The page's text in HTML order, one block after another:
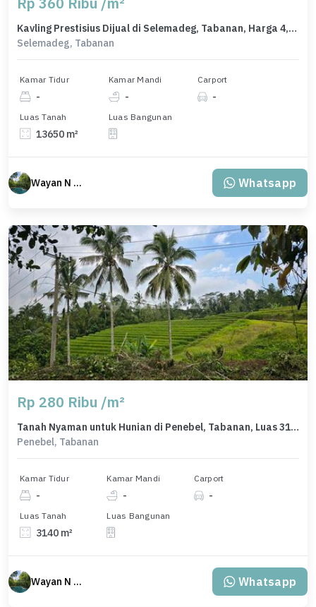
Kavling Prestisius Dijual di Selemadeg, Tabanan, Harga 4,91 Miliar
Selemadeg, Tabanan
Kamar Tidur
-
Kamar Mandi
-
Carport
-
Luas Tanah
13650 m²
Luas Bangunan
Wayan N Bali Whatsapp
Rp 280 Ribu /m²
Tanah Nyaman untuk Hunian di Penebel, Tabanan, Luas 3140m²
Penebel, Tabanan
Kamar Tidur
-
Kamar Mandi
-
Carport
-
Luas Tanah
3140 m²
Luas Bangunan
Wayan N Bali Whatsapp